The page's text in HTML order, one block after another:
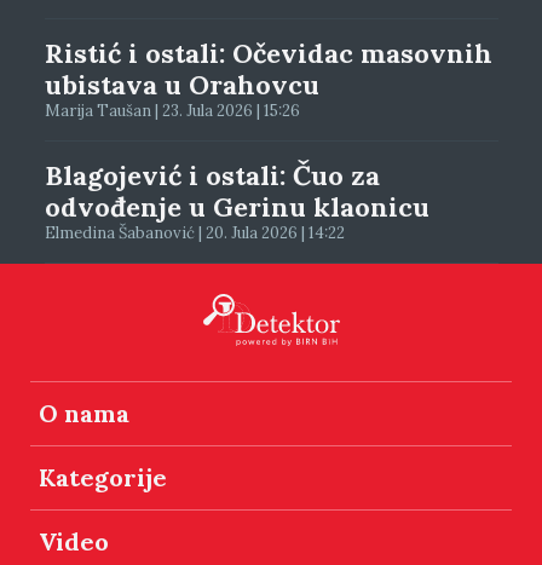
Ristić i ostali: Očevidac masovnih
ubistava u Orahovcu
Marija Taušan | 23. Jula 2026 | 15:26
Blagojević i ostali: Čuo za
odvođenje u Gerinu klaonicu
Elmedina Šabanović | 20. Jula 2026 | 14:22
O nama
Kategorije
Video